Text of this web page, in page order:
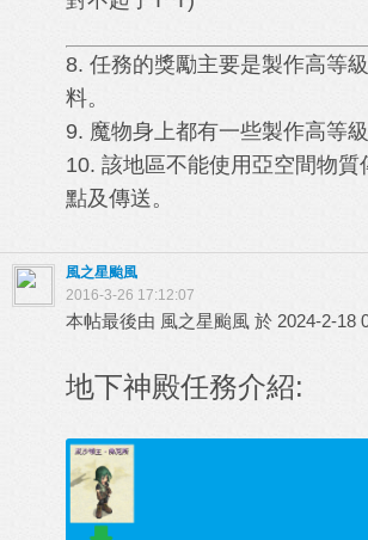
8. 任務的獎勵主要是製作高等
料。
9. 魔物身上都有一些製作高等級
10. 該地區不能使用亞空間物質
點及傳送。
風之星颱風
2016-3-26 17:12:07
本帖最後由 風之星颱風 於 2024-2-18
地下神殿任務介紹: